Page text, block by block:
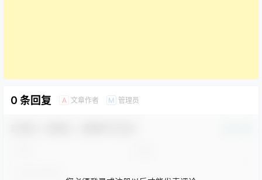
0 条回复 A 文章作者 M 管理员